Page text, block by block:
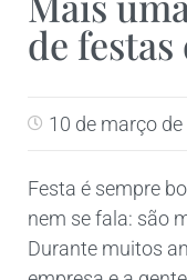
de
10 de março
Festa é sempre
nem se fala: são
Durante muitos